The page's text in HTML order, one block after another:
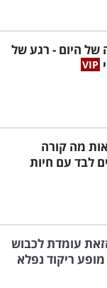
של היום - רגע של
מה קורה
לבד עם חיות
עומדת לכבוש
ריקוד נפלא